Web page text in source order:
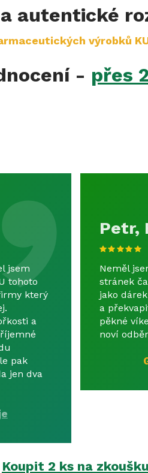
autentické
výrobků
- přes
jsem
tohoto
který
a
pak
jen dva
Petr,
Neměl
stránek
jako
a
pěkné
noví
Koupit 2 ks na zkoušku